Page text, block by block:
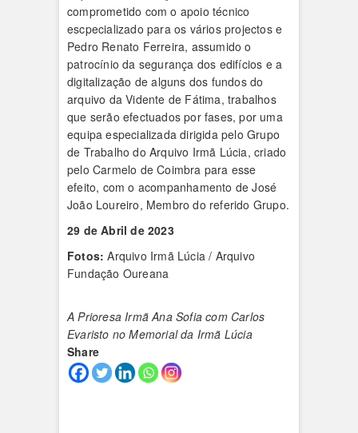
comprometido com o apoio técnico
escpecializado para os vários projectos e
Pedro Renato Ferreira, assumido o
patrocínio da segurança dos edifícios e a
digitalização de alguns dos fundos do
arquivo da Vidente de Fátima, trabalhos
que serão efectuados por fases, por uma
equipa especializada dirigida pelo Grupo
de Trabalho do Arquivo Irmã Lúcia, criado
pelo Carmelo de Coimbra para esse
efeito, com o acompanhamento de José
João Loureiro, Membro do referido Grupo.
29 de Abril de 2023
Fotos: Arquivo Irmã Lúcia / Arquivo
Fundação Oureana
A Prioresa Irmã Ana Sofia com Carlos
Evaristo no Memorial da Irmã Lúcia
Share